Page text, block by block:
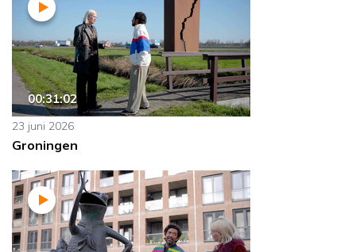
00:31:02
23 juni 2026
Groningen